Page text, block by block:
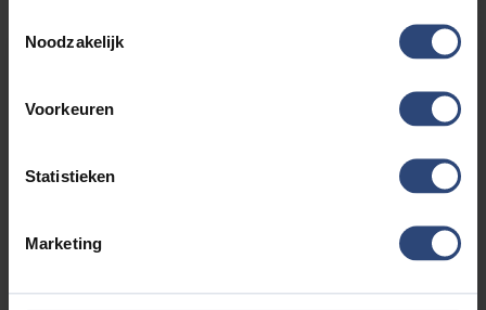
Noodzakelijk
Voorkeuren
Statistieken
Marketing